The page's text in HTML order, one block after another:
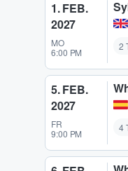
1. FEB.
2027
MO
6:00 PM
2
5. FEB.
2027
FR
9:00 PM
4